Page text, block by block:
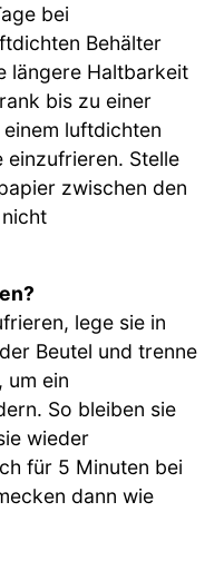
bei
Behälter
längere Haltbarkeit
bis zu einer
luftdichten
einzufrieren. Stelle
zwischen den
lege sie in
Beutel und trenne
um ein
So bleiben sie
wieder
für 5 Minuten bei
dann wie